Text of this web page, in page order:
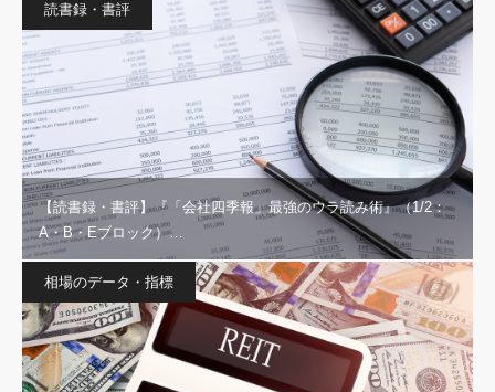
読書録・書評
【読書録・書評】『「会社四季報」最強のウラ読み術』（1/2：
A・B・Eブロック）…
相場のデータ・指標